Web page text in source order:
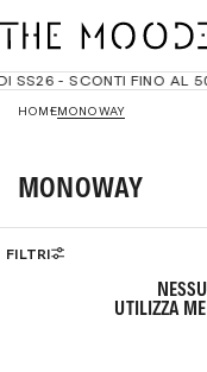
SS26 - SCONTI FINO AL
HOMEMONOWAY
MONOWAY
FILTRI
Cancella
UTILIZZA